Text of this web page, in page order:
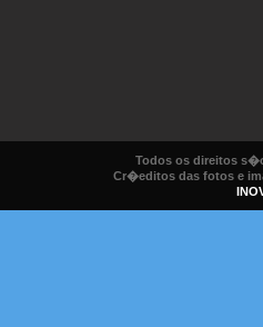
Todos os direitos
Cr�editos das fotos e